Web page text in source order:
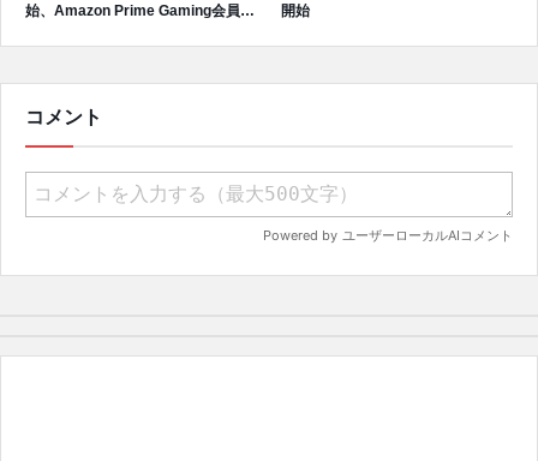
始、Amazon Prime Gaming会員限
開始
コメント